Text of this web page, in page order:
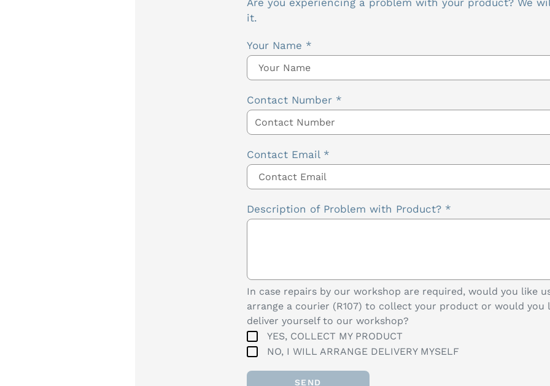
Are you experiencing a problem with your product? We
it.
Your Name *
Contact Number *
Contact Email *
Description of Problem with Product? *
In case repairs by our workshop are required, would you like
arrange a courier (R107) to collect your product or would you
deliver yourself to our workshop?
YES, COLLECT MY PRODUCT
NO, I WILL ARRANGE DELIVERY MYSELF